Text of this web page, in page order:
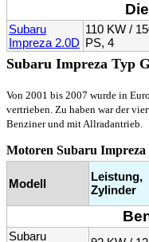
Subaru
Impreza 2.0D
110 KW /
PS, 4
Subaru Impreza Typ
Von 2001 bis 2007 wurde in
vertrieben. Zu haben war der
Benziner und mit Allradantrieb.
Motoren Subaru Impreza
Modell
Leistung,
Zylinder
Subaru